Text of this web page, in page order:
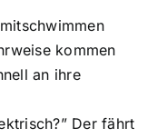
kommen
an ihre
Der fährt